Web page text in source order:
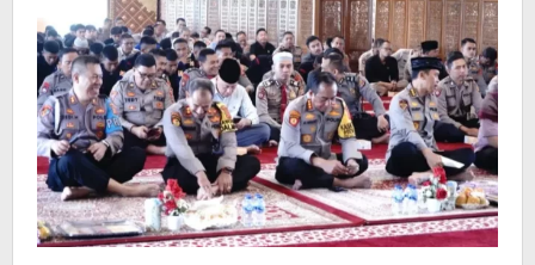
RAMADHAN
TAHUN
1445
H/
2024